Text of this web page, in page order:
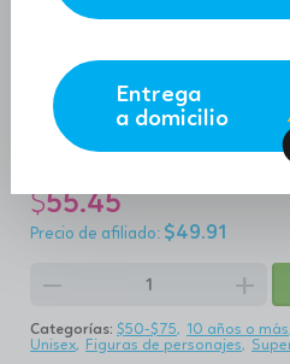
Entrega
a domicilio
Peluche Jumbo
$55.45
$49.91
remove add
Categorías: $50-$75 10 años o más
Unisex Figuras de personajes